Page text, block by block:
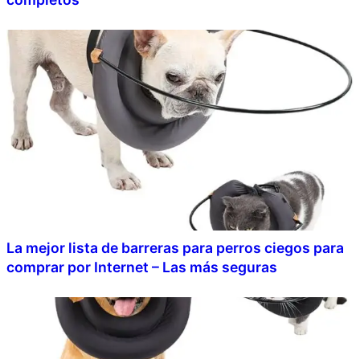
La mejor lista de barreras para perros ciegos para
comprar por Internet – Las más seguras